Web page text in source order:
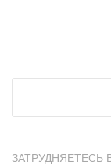
ЗАТРУДНЯЕТЕСЬ